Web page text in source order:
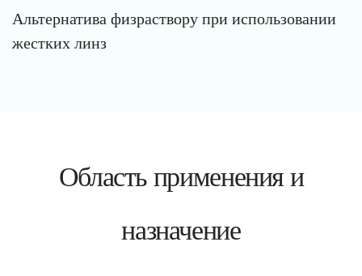
Альтернатива физраствору при использовании
жестких линз
Область применения и
назначение